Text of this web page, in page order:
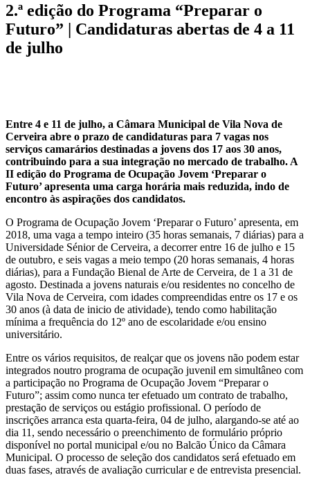
2.ª edição do Programa “Preparar o
Futuro” | Candidaturas abertas de 4 a 11
de julho
Entre 4 e 11 de julho, a Câmara Municipal de Vila Nova de
Cerveira abre o prazo de candidaturas para 7 vagas nos
serviços camarários destinadas a jovens dos 17 aos 30 anos,
contribuindo para a sua integração no mercado de trabalho. A
II edição do Programa de Ocupação Jovem ‘Preparar o
Futuro’ apresenta uma carga horária mais reduzida, indo de
encontro às aspirações dos candidatos.
O Programa de Ocupação Jovem ‘Preparar o Futuro’ apresenta, em
2018, uma vaga a tempo inteiro (35 horas semanais, 7 diárias) para a
Universidade Sénior de Cerveira, a decorrer entre 16 de julho e 15
de outubro, e seis vagas a meio tempo (20 horas semanais, 4 horas
diárias), para a Fundação Bienal de Arte de Cerveira, de 1 a 31 de
agosto. Destinada a jovens naturais e/ou residentes no concelho de
Vila Nova de Cerveira, com idades compreendidas entre os 17 e os
30 anos (à data de inicio de atividade), tendo como habilitação
mínima a frequência do 12º ano de escolaridade e/ou ensino
universitário.
Entre os vários requisitos, de realçar que os jovens não podem estar
integrados noutro programa de ocupação juvenil em simultâneo com
a participação no Programa de Ocupação Jovem “Preparar o
Futuro”; assim como nunca ter efetuado um contrato de trabalho,
prestação de serviços ou estágio profissional. O período de
inscrições arranca esta quarta-feira, 04 de julho, alargando-se até ao
dia 11, sendo necessário o preenchimento de formulário próprio
disponível no portal municipal e/ou no Balcão Único da Câmara
Municipal. O processo de seleção dos candidatos será efetuado em
duas fases, através de avaliação curricular e de entrevista presencial.